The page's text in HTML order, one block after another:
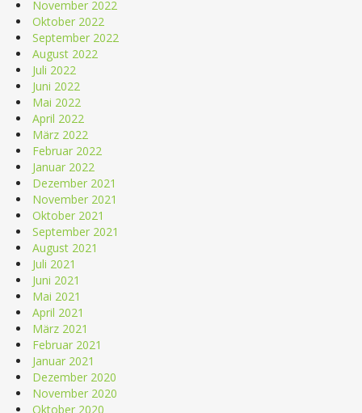
November 2022
Oktober 2022
September 2022
August 2022
Juli 2022
Juni 2022
Mai 2022
April 2022
März 2022
Februar 2022
Januar 2022
Dezember 2021
November 2021
Oktober 2021
September 2021
August 2021
Juli 2021
Juni 2021
Mai 2021
April 2021
März 2021
Februar 2021
Januar 2021
Dezember 2020
November 2020
Oktober 2020